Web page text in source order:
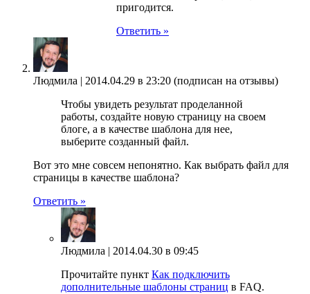
пригодится.
Ответить »
Людмила | 2014.04.29 в 23:20 (подписан на отзывы)
Чтобы увидеть результат проделанной
работы, создайте новую страницу на своем
блоге, а в качестве шаблона для нее,
выберите созданный файл.
Вот это мне совсем непонятно. Как выбрать файл для
страницы в качестве шаблона?
Ответить »
Людмила | 2014.04.30 в 09:45
Прочитайте пункт Как подключить
дополнительные шаблоны страниц в FAQ.